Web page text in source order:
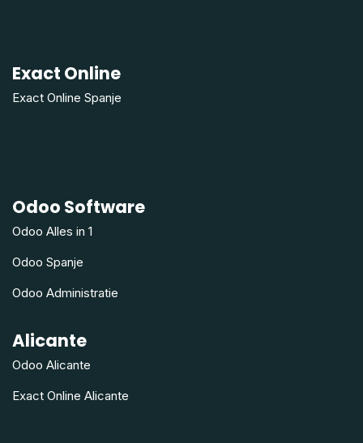
Exact Online
Exact Online Spanje
Odoo Software
Odoo Alles in 1
Odoo Spanje
Odoo Administratie
Alicante
Odoo Alicante
Exact Online Alicante